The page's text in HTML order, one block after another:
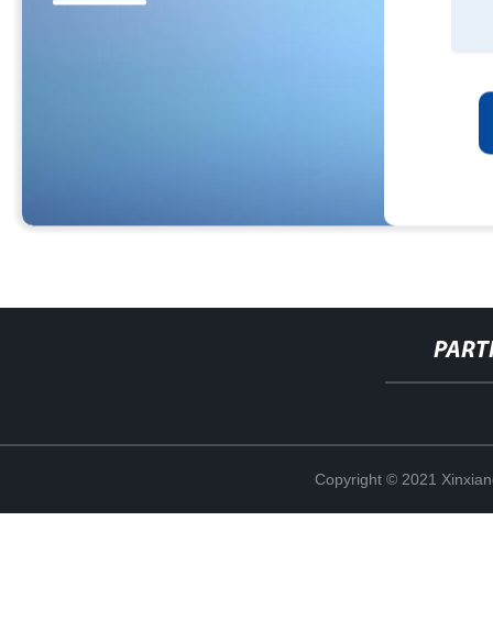
Copyright © 2021